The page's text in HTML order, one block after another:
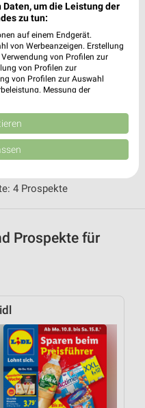
Uhr | Geöffnet
4 Prospekte
4 Prospekte
Prospekte für
um die Leistung der
zu tun:
auf einem Endgerät.
von Werbeanzeigen. Erstellung
von Profilen zur
von Profilen zur
von Profilen zur Auswahl
Messung der
Quellen. Entwicklung und
Daten zur Auswahl
Union weitergegeben und in die